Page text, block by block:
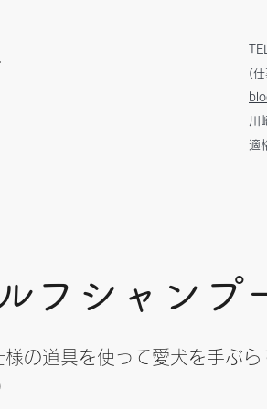
TEL
(仕
川
適
フシャンプ
様の道具を使って愛犬を手ぶ